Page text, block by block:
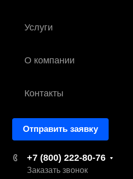
Услуги
О компании
Контакты
Отправить заявку
+7 (800) 222-80-76
Заказать звонок